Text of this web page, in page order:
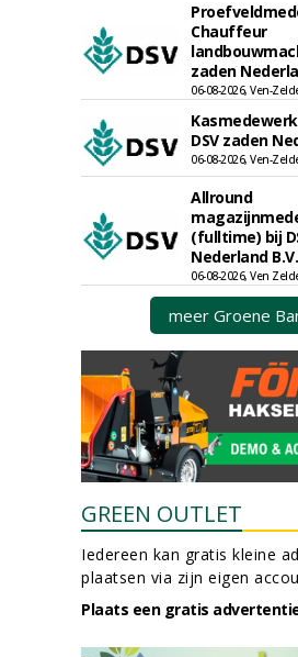
Chauffeur
zaden
06-08-2026, Ven-
DSV zaden
06-08-2026, Ven-
Allround
(fulltime) bij
Nederland B.V.
06-08-2026, Ven
meer Groene
GREEN OUTLET
Iedereen kan gratis kleine
plaatsen via zijn eigen
Plaats een gratis